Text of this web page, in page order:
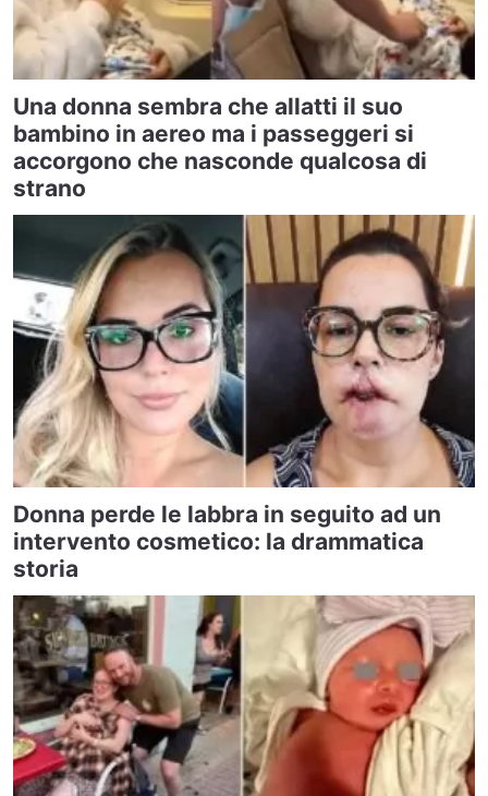
Una donna sembra che allatti il suo
bambino in aereo ma i passeggeri si
accorgono che nasconde qualcosa di
strano
Donna perde le labbra in seguito ad un
intervento cosmetico: la drammatica
storia